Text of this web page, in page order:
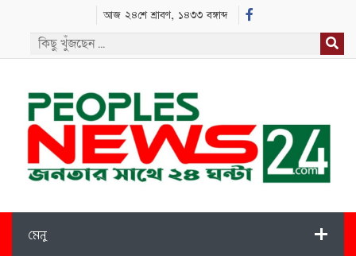
আজ ২৪শে শ্রাবণ, ১৪৩৩ বঙ্গাব্দ
মেনু